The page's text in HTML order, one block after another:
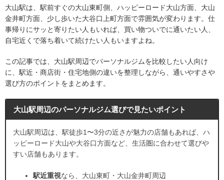
大山駅は、駅前すぐの大山東町側、ハッピーロード大山方面、大山
金井町方面、少し歩いた大谷口上町方面で雰囲気が変わります。仕
事帰りにサッと寄りたい人もいれば、買い物ついでに通いたい人、
自宅近くで落ち着いて続けたい人もいますよね。
この記事では、大山駅周辺でパーソナルジムを比較したい人向け
に、駅近・商店街・住宅地側の違いを整理しながら、通いやすさや
選び方のポイントをまとめます。
大山駅周辺のパーソナルジム選びで見たいポイント
大山駅周辺は、駅徒歩1〜3分の近さが魅力の店舗もあれば、ハ
ッピーロード大山や大谷口方面など、生活圏に合わせて選びや
すい店舗もあります。
駅近重視なら、大山東町・大山金井町周辺